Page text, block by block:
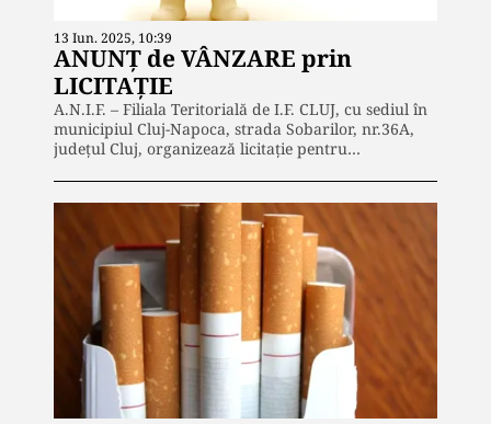
13 Iun. 2025, 10:39
ANUNŢ de VÂNZARE prin
LICITAȚIE
A.N.I.F. – Filiala Teritorială de I.F. CLUJ, cu sediul în
municipiul Cluj-Napoca, strada Sobarilor, nr.36A,
judeţul Cluj, organizează licitaţie pentru…